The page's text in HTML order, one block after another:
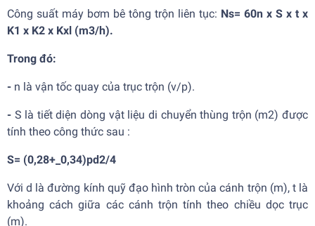
Công suất máy bơm bê tông trộn liên tục: Ns= 60n x S x t x
K1 x K2 x Kxl (m3/h).
Trong đó:
- n là vận tốc quay của trục trộn (v/p).
- S là tiết diện dòng vật liệu di chuyển thùng trộn (m2) được
tính theo công thức sau :
S= (0,28+_0,34)pd2/4
Với d là đường kính quỹ đạo hình tròn của cánh trộn (m), t là
khoảng cách giữa các cánh trộn tính theo chiều dọc trục
(m).